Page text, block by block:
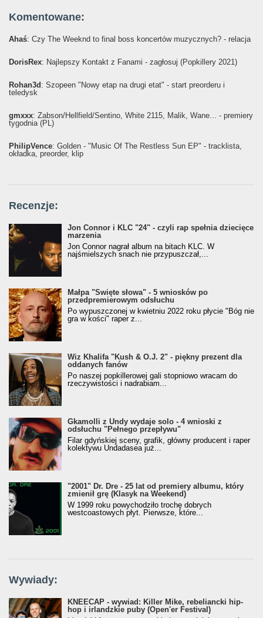
Komentowane:
Ahaś: Czy The Weeknd to final boss koncertów muzycznych? - relacja
DorisRex: Najlepszy Kontakt z Fanami - zagłosuj (Popkillery 2021)
Rohan3d : Szopeen "Nowy etap na drugi etat" - start preorderu i
teledysk
gmxxx: Żabson/Hellfield/Sentino, White 2115, Malik, Wane... - premiery
tygodnia (PL)
PhilipVence: Golden - "Music Of The Restless Sun EP" - tracklista,
okładka, preorder, klip
Recenzje:
Jon Connor i KLC "24" - czyli rap spełnia dziecięce
marzenia
Jon Connor nagrał album na bitach KLC. W
najśmielszych snach nie przypuszczał,...
Małpa "Święte słowa" - 5 wniosków po
przedpremierowym odsłuchu
Po wypuszczonej w kwietniu 2022 roku płycie "Bóg nie
gra w kości" raper z...
Wiz Khalifa "Kush & O.J. 2" - piękny prezent dla
oddanych fanów
Po naszej popkillerowej gali stopniowo wracam do
rzeczywistości i nadrabiam...
Gkamolli z Undy wydaje solo - 4 wnioski z
odsłuchu "Pełnego przepływu"
Filar gdyńskiej sceny, grafik, główny producent i raper
kolektywu Undadasea już...
"2001" Dr. Dre - 25 lat od premiery albumu, który
zmienił grę (Klasyk na Weekend)
W 1999 roku powychodziło trochę dobrych
westcoastowych płyt. Pierwsze, które...
Wywiady:
KNEECAP - wywiad: Killer Mike, rebeliancki hip-
hop i irlandzkie puby (Open'er Festival)